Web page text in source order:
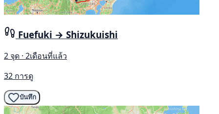
Fuefuki → Shizukuishi
2 จุด · 2เดือนที่แล้ว
32 การดู
บันทึก